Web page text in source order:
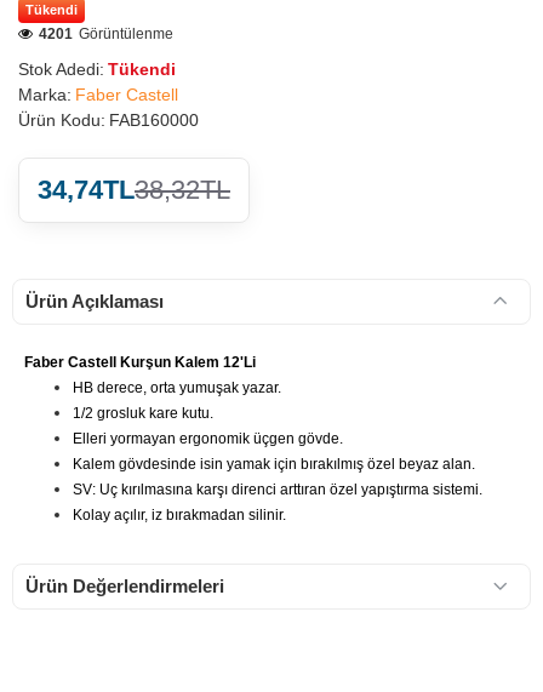
Tükendi
Stok Adedi: Tükendi
Marka: Faber Castell
Ürün Kodu: FAB160000
4201 Görüntülenme
34,74TL38,32TL
Ürün Açıklaması
Faber Castell Kurşun Kalem 12'Li
HB derece, orta yumuşak yazar.
1/2 grosluk kare kutu.
Elleri yormayan ergonomik üçgen gövde.
Kalem gövdesinde isin yamak için bırakılmış özel beyaz alan.
SV: Uç kırılmasına karşı direnci arttıran özel yapıştırma sistemi.
Kolay açılır, iz bırakmadan silinir.
Ürün Değerlendirmeleri